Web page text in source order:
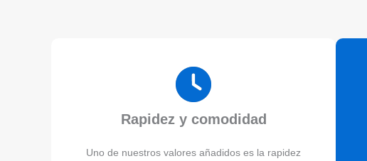
Rapidez y comodidad
Uno de nuestros valores añadidos es la rapidez